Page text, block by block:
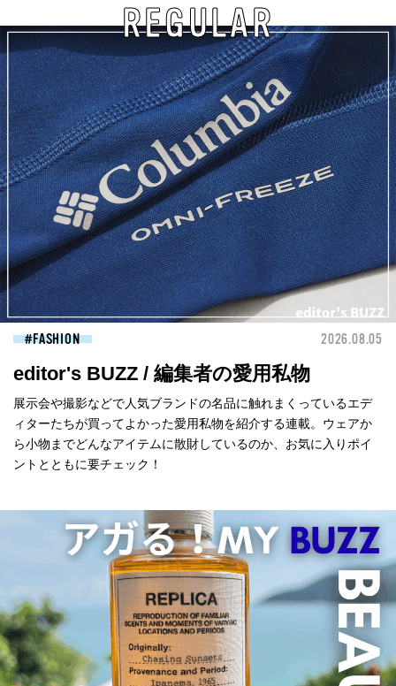
REGULAR
FASHION 2026.08.05
editor's BUZZ / 編集者の愛用私物
展示会や撮影などで人気ブランドの名品に触れまくっているエデ
ィターたちが買ってよかった愛用私物を紹介する連載。ウェアか
ら小物までどんなアイテムに散財しているのか、お気に入りポイ
ントとともに要チェック！